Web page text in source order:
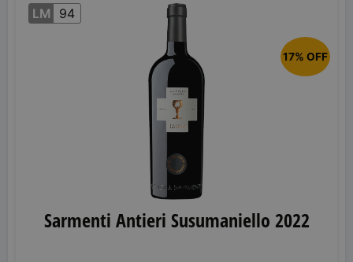
17% OFF
LM 94
Sarmenti Antieri Susumaniello 2022